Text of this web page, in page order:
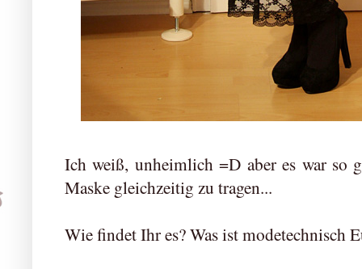
Ich weiß, unheimlich =D aber es war
Maske gleichzeitig zu tragen...
Wie findet Ihr es? Was ist modetechnisch